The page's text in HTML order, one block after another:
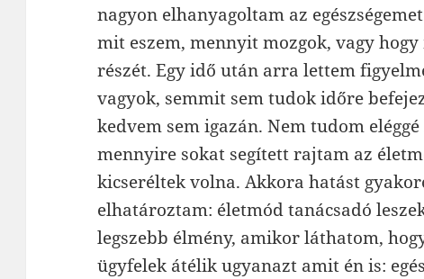
nagyon elhanyagoltam az
mit eszem, mennyit mozgok, vagy
részét. Egy idő után arra lettem
vagyok, semmit sem tudok időre
kedvem sem igazán. Nem tudom
mennyire sokat segített rajtam az
kicseréltek volna. Akkora hatást
elhatároztam: életmód tanácsadó
legszebb élmény, amikor láthatom,
ügyfelek átélik ugyanazt amit én is: